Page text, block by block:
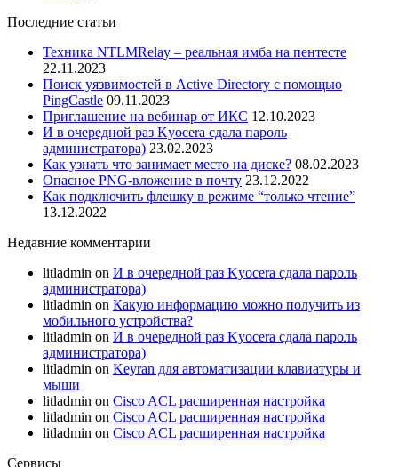
Последние статьи
Техника NTLMRelay – реальная имба на пентесте
22.11.2023
Поиск уязвимостей в Active Directory с помощью
PingCastle 09.11.2023
Приглашение на вебинар от ИКС 12.10.2023
И в очередной раз Kyocera сдала пароль
администратора) 23.02.2023
Как узнать что занимает место на диске? 08.02.2023
Опасное PNG-вложение в почту 23.12.2022
Как подключить флешку в режиме “только чтение”
13.12.2022
Недавние комментарии
litladmin on И в очередной раз Kyocera сдала пароль
администратора)
litladmin on Какую информацию можно получить из
мобильного устройства?
litladmin on И в очередной раз Kyocera сдала пароль
администратора)
litladmin on Keyran для автоматизации клавиатуры и
мыши
litladmin on Cisco ACL расширенная настройка
litladmin on Cisco ACL расширенная настройка
litladmin on Cisco ACL расширенная настройка
Сервисы